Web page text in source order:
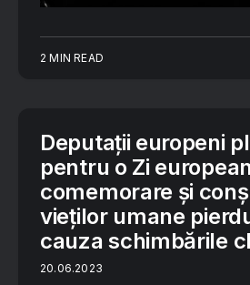
2 MIN READ
Deputații europeni
pentru o Zi
comemorare și
vieților umane
cauza schimbările
20.06.2023